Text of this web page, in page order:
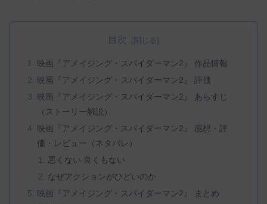
目次
映画『アメイジング・スパイダーマン2』 作品情報
映画『アメイジング・スパイダーマン2』 評価
映画『アメイジング・スパイダーマン2』 あらすじ
（ストーリー解説）
映画『アメイジング・スパイダーマン2』 感想・評
価・レビュー（ネタバレ）
悪くない 良くもない
なぜアクションがひどいのか
映画『アメイジング・スパイダーマン2』 まとめ